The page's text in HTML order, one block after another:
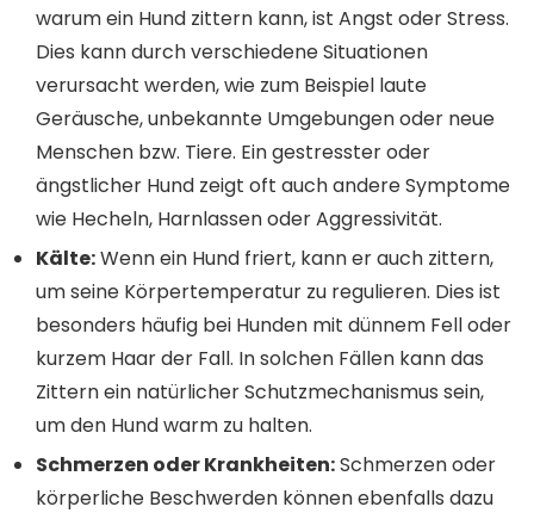
warum ein Hund zittern kann, ist Angst oder Stress.
Dies kann durch verschiedene Situationen
verursacht werden, wie zum Beispiel laute
Geräusche, unbekannte Umgebungen oder neue
Menschen bzw. Tiere. Ein gestresster oder
ängstlicher Hund zeigt oft auch andere Symptome
wie Hecheln, Harnlassen oder Aggressivität.
Kälte:Wenn ein Hund friert, kann er auch zittern,
um seine Körpertemperatur zu regulieren. Dies ist
besonders häufig bei Hunden mit dünnem Fell oder
kurzem Haar der Fall. In solchen Fällen kann das
Zittern ein natürlicher Schutzmechanismus sein,
um den Hund warm zu halten.
Schmerzen oder Krankheiten:Schmerzen oder
körperliche Beschwerden können ebenfalls dazu